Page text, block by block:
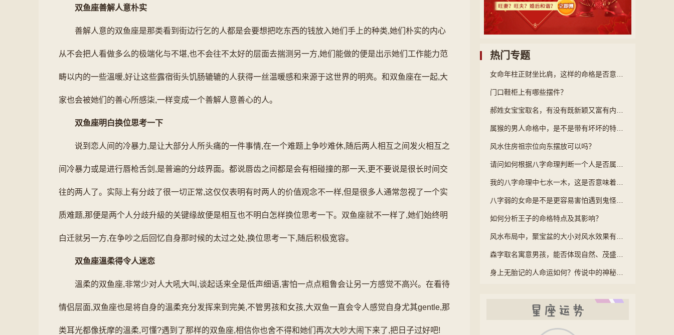
双鱼座善解人意朴实
善解人意的双鱼座是那类看到街边行乞的人都是会要想把吃东西的钱放入她们手上的种类,她们朴实的内心
从不会把人看做多么的极端化与不堪,也不会往不太好的层面去揣测另一方,她们能做的便是出示她们工作能力范
畴以内的一些溫暖,好让这些露宿街头饥肠辘辘的人获得一丝温暖感和来源于这世界的明亮。和双鱼座在一起,大
家也会被她们的善心所感柒,一样变成一个善解人意善心的人。
双鱼座明白换位思考一下
说到恋人间的冷暴力,是让大部分人所头痛的一件事情,在一个难题上争吵难休,随后两人相互之间发火相互之
间冷暴力或是进行唇枪舌剑,是普遍的分歧界面。都说唇齿之间都是会有相碰撞的那一天,更不要说是很长时间交
往的两人了。实际上有分歧了很一切正常,这仅仅表明有时两人的价值观念不一样,但是很多人通常忽视了一个实
质难题,那便是两个人分歧升級的关键缘故便是相互也不明白怎样换位思考一下。双鱼座就不一样了,她们始终明
白迁就另一方,在争吵之后回忆自身那时候的太过之处,换位思考一下,随后积极宽容。
双鱼座溫柔得令人迷恋
溫柔的双鱼座,非常少对人大吼大叫,谈起话来全是低声细语,害怕一点点粗鲁会让另一方感觉不高兴。在看待
情侣层面,双鱼座也是将自身的溫柔充分发挥来到完美,不管男孩和女孩,大双鱼一直会令人感觉自身尤其gentle,那
类耳光都像抚摩的溫柔,可懂?遇到了那样的双鱼座,相信你也舍不得和她们再次大吵大闹下来了,把日子过好吧!
热门专题
门口鞋柜上有哪些摆件？
风水住房祖宗位向东摆放可以吗？
如何分析王子的命格特点及其影响？